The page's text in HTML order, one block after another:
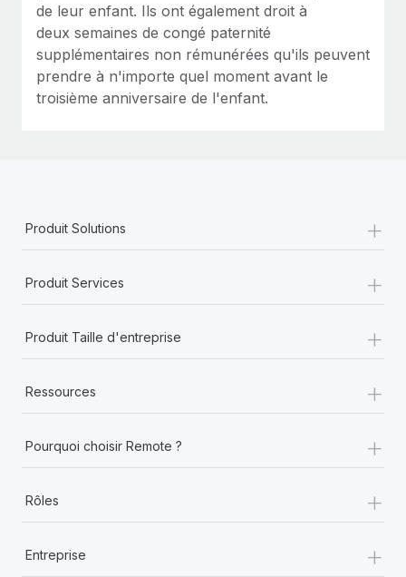
de leur enfant. Ils ont également droit à
deux semaines de congé paternité
supplémentaires non rémunérées qu'ils peuvent
prendre à n'importe quel moment avant le
troisième anniversaire de l'enfant.
Produit Solutions +
Produit Services +
Produit Taille d'entreprise +
Ressources +
Pourquoi choisir Remote ? +
Rôles +
Entreprise +